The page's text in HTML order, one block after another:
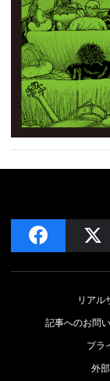
facebook
リアル
記事へのお問
プラ
外